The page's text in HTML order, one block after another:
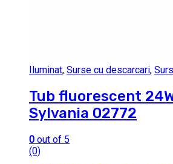
Iluminat, Surse cu descarcari,
Tub fluorescent
Sylvania 02772
0 out of 5
(0)